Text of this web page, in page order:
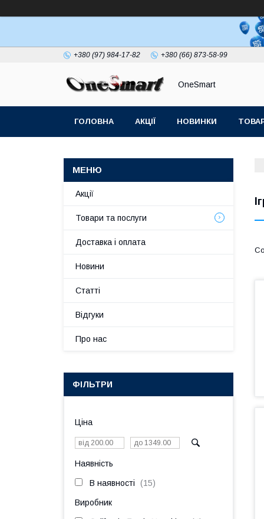
+380 (97) 984-17-82 +380 (66) 873-58-99
OneSmart
ГОЛОВНА АКЦІЇ НОВИНКИ
Акції
Товари та послуги
Доставка і оплата
Новини
Статті
Відгуки
Про нас
ФІЛЬТРИ
Ціна
Наявність
В наявності 15
Виробник